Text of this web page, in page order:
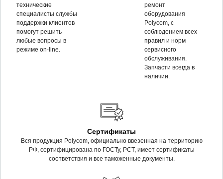
технические
специалисты службы
поддержки клиентов
помогут решить
любые вопросы в
режиме on-line.
ремонт
оборудования
Polycom, c
соблюдением всех
правил и норм
сервисного
обслуживания.
Запчасти всегда в
наличии.
Сертификаты
Вся продукция Polycom, официально ввезенная на территорию
РФ, сертифицирована по ГОСТу, РСТ, имеет сертификаты
соответствия и все таможенные документы.